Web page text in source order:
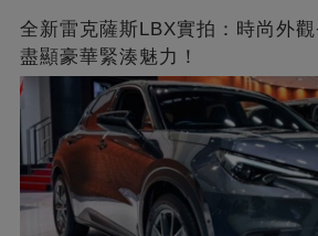
全新雷克薩斯LBX實拍：時尚外觀
盡顯豪華緊湊魅力！